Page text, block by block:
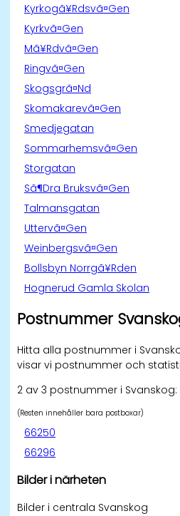
Kyrkogã¥Rdsvã¤Gen
Kyrkvã¤Gen
Mã¥Rdvã¤Gen
Ringvã¤Gen
Skogsgrã¤Nd
Skomakarevã¤Gen
Smedjegatan
Sommarhemsvã¤Gen
Storgatan
Sã¶Dra Bruksvã¤Gen
Talmansgatan
Uttervã¤Gen
Weinbergsvã¤Gen
Bollsbyn Norrgã¥Rden
Hognerud Gamla Skolan
Postnummer
Hitta alla postnummer i
visar vi postnummer och
2 av 3 postnummer i Svanskog:
(Resten innehåller bara postboxar)
66250
66296
Bilder i närheten
Bilder i centrala Svanskog